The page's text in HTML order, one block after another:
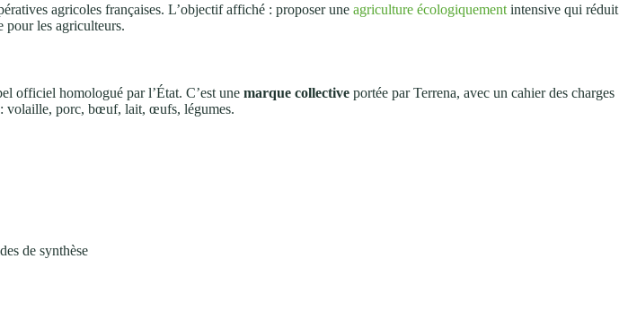
agricoles françaises. L’objectif affiché : proposer une agriculture écologiquement intensive qui réduit
pour les agriculteurs.
officiel homologué par l’État. C’est une marque collective portée par Terrena, avec un cahier des charges
: volaille, porc, bœuf, lait, œufs, légumes.
de synthèse